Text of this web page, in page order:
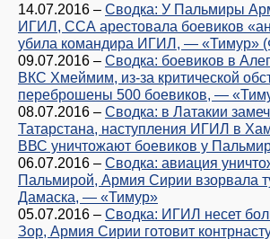
14.07.2016 – Сводка: У Пальмиры
ИГИЛ, ССА арестовала боевиков
убила командира ИГИЛ, —
09.07.2016 – Сводка: боевиков в
ВКС Хмеймим, из-за критической
переброшены 500 боевиков, —
08.07.2016 – Сводка: в Латакии
Татарстана, наступления ИГИЛ в
ВВС уничтожают боевиков у
06.07.2016 – Сводка: авиация
Пальмирой, Армия Сирии взорвала
Дамаска, — «Тимур»
05.07.2016 – Сводка: ИГИЛ несет
Зор, Армия Сирии готовит